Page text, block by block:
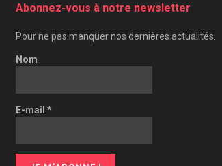
Abonnez-vous à notre newsletter
Pour ne pas manquer nos dernières actualités.
Nom
E-mail *